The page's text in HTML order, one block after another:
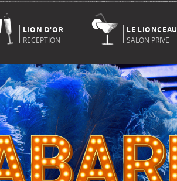
LION D'OR
RÉCEPTION
LE LIONCEAU
SALON PRIVÉ